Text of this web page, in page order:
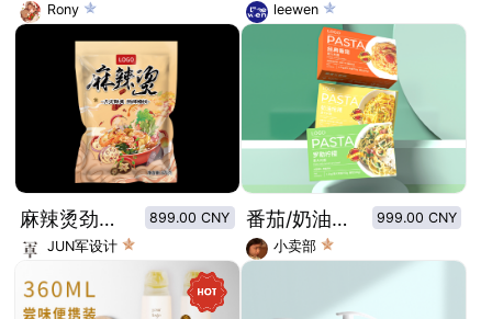
Rony
leewen
麻辣烫劲爽酱包
899.00 CNY
JUN军设计
番茄/奶油培根/意面包装
999.00 CNY
小卖部